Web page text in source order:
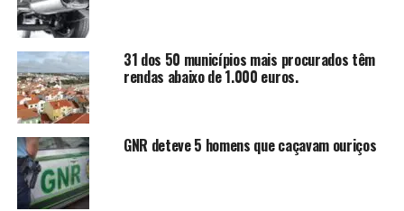
31 dos 50 municípios mais procurados têm
rendas abaixo de 1.000 euros.
GNR deteve 5 homens que caçavam ouriços